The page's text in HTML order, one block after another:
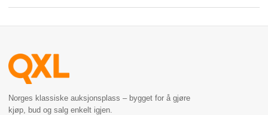
Norges klassiske auksjonsplass – bygget for å gjøre
kjøp, bud og salg enkelt igjen.